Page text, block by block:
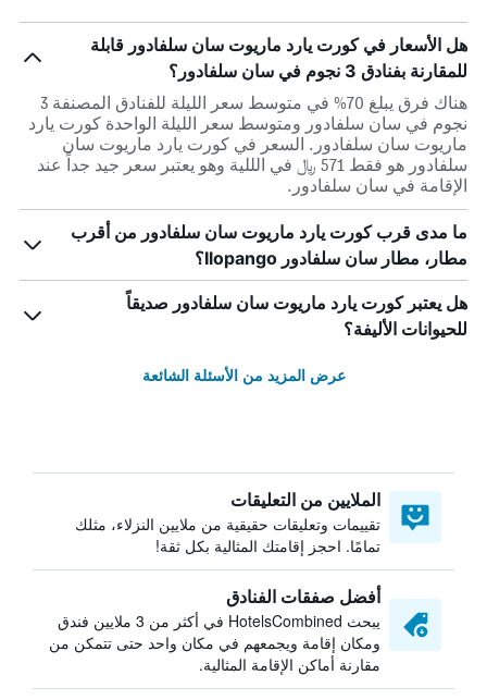
هل الأسعار في كورت يارد ماريوت سان سلفادور قابلة
للمقارنة بفنادق 3 نجوم في سان سلفادور؟
هناك فرق يبلغ 70% في متوسط ​​سعر الليلة للفنادق المصنفة 3
نجوم في سان سلفادور ومتوسط ​​سعر الليلة الواحدة كورت يارد
ماريوت سان سلفادور. السعر في كورت يارد ماريوت سان
سلفادور هو فقط 571 ﷼ في الللية وهو يعتبر سعر جيد جداً عند
الإقامة في سان سلفادور.
ما مدى قرب كورت يارد ماريوت سان سلفادور من أقرب
مطار، مطار سان سلفادور Ilopango؟
هل يعتبر كورت يارد ماريوت سان سلفادور صديقاً
للحيوانات الأليفة؟
عرض المزيد من الأسئلة الشائعة
الملايين من التعليقات
تقييمات وتعليقات حقيقية من ملايين النزلاء، مثلك
تمامًا. احجز إقامتك المثالية بكل ثقة!
أفضل صفقات الفنادق
يبحث HotelsCombined في أكثر من 3 ملايين فندق
ومكان إقامة ويجمعهم في مكان واحد حتى تتمكن من
مقارنة أماكن الإقامة المثالية.